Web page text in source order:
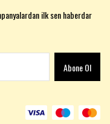
ilk sen haberdar
Abone Ol